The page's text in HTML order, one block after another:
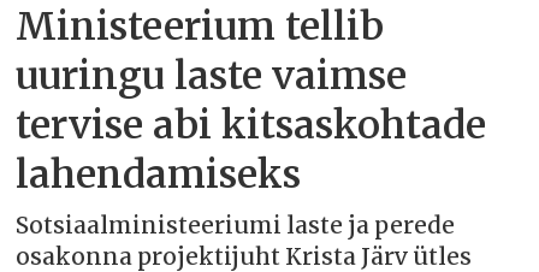
Ministeerium tellib
uuringu laste vaimse
tervise abi kitsaskohtade
lahendamiseks
Sotsiaalministeeriumi laste ja perede
osakonna projektijuht Krista Järv ütles